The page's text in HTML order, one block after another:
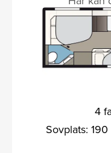
4
Sovplats: